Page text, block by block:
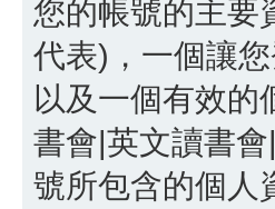
您的帳號的主要
代表)，一個讓
以及一個有效
書會|英文讀書
號所包含的個人